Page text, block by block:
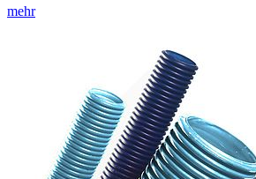
mehr